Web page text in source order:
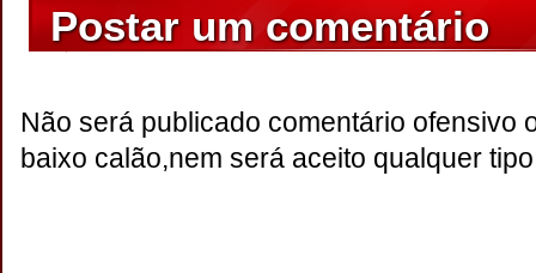
Postar um comentário
Não será publicado comentário ofensivo
baixo calão,nem será aceito qualquer